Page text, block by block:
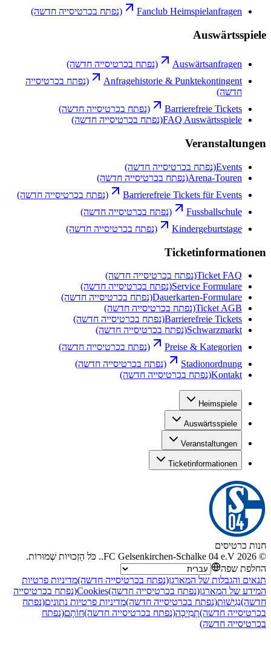
Fanclub Heimspielanfragen
(נפתח בכרטיסייה חדשה)
Auswärtsspiele
Auswärtsanfragen
(נפתח בכרטיסייה חדשה)
Anfragehistorie & Punktekontingent
(נפתח בכרטיסייה
חדשה)
Barrierefreie Tickets
(נפתח בכרטיסייה חדשה)
FAQ Auswärtsspiele(נפתח בכרטיסייה חדשה)
Veranstaltungen
Events(נפתח בכרטיסייה חדשה)
Arena-Touren(נפתח בכרטיסייה חדשה)
Barrierefreie Tickets für Events
(נפתח בכרטיסייה חדשה)
Fussballschule
(נפתח בכרטיסייה חדשה)
Kindergeburtstage
(נפתח בכרטיסייה חדשה)
Ticketinformationen
Ticket FAQ(נפתח בכרטיסייה חדשה)
Service Formulare(נפתח בכרטיסייה חדשה)
Dauerkarten-Formulare(נפתח בכרטיסייה חדשה)
Ticket AGB(נפתח בכרטיסייה חדשה)
Barrierefreie Tickets(נפתח בכרטיסייה חדשה)
Schwarzmarkt(נפתח בכרטיסייה חדשה)
Preise & Kategorien
(נפתח בכרטיסייה חדשה)
Stadionordnung
(נפתח בכרטיסייה חדשה)
Kontakt(נפתח בכרטיסייה חדשה)
Heimspiele
Auswärtsspiele
Veranstaltungen
Ticketinformationen
חנות כרטיסים
©
2026
FC Gelsenkirchen-Schalke 04 e.V.
.כֹּל הַזְכוּיוֹת שְׁמוּרוֹת.
החלפת שפה
תנאים והגבלות של המארגן(נפתח בכרטיסייה חדשה)מדיניות פרטיות
המידע של המארגן(נפתח בכרטיסייה חדשה)Cookies(נפתח בכרטיסייה
חדשה)נְגִישׁוּת(נפתח בכרטיסייה חדשה)מדיניות פרטיות נתונים(נפתח
בכרטיסייה חדשה)תְמִיכָה(נפתח בכרטיסייה חדשה)חוֹתָם(נפתח
בכרטיסייה חדשה)